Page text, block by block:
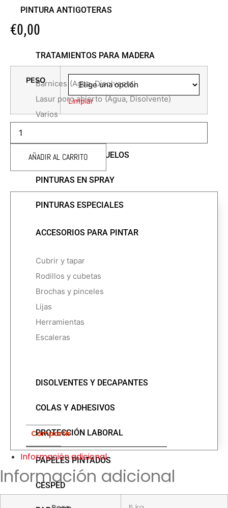
PINTURA ANTIGOTERAS
TRATAMIENTOS PARA MADERA
Barnices (Agua, Disolvente)
Lasur poro abierto (Agua, Disolvente)
Varios
PINTURAS PARA SUELOS
PINTURAS EN SPRAY
PINTURAS ESPECIALES
ACCESORIOS PARA PINTAR
Cubrir y tapar
Rodillos y cubetas
Brochas y pinceles
Lijas
Herramientas
Escaleras
DISOLVENTES Y DECAPANTES
COLAS Y ADHESIVOS
PROTECCIÓN LABORAL
PAPELES PINTADOS
CÉSPED
€0,00
PESO
Limpiar
AGUAPLAST
RENOVACIÓN
PASTA
cantidad
AÑADIR AL CARRITO
Compartir
Información adicional
Información adicional